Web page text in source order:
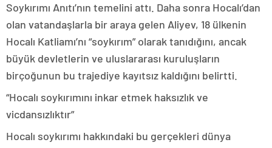
Soykırımı Anıtı’nın temelini attı. Daha sonra Hocalı’dan
olan vatandaşlarla bir araya gelen Aliyev, 18 ülkenin
Hocalı Katliamı’nı “soykırım” olarak tanıdığını, ancak
büyük devletlerin ve uluslararası kuruluşların
birçoğunun bu trajediye kayıtsız kaldığını belirtti.
“Hocalı soykırımını inkar etmek haksızlık ve
vicdansızlıktır”
Hocalı soykırımı hakkındaki bu gerçekleri dünya